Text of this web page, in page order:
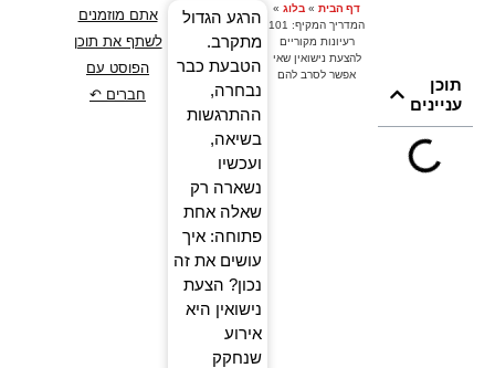
דף הבית» בלוג»
המדריך המקיף: 101
רעיונות מקוריים
להצעת נישואין שאי
אפשר לסרב להם
הרגע הגדול
מתקרב.
הטבעת כבר
נבחרה,
ההתרגשות
בשיאה,
ועכשיו
נשארה רק
שאלה אחת
פתוחה: איך
עושים את זה
נכון? הצעת
נישואין היא
אירוע
שנחקק
תוכן
עניינים
אתם מוזמנים
לשתף את תוכן
הפוסט עם
חברים ↶